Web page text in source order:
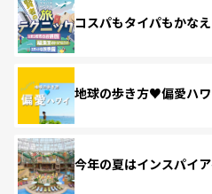
コスパもタイパもかな
地球の歩き方♥偏愛ハ
今年の夏はインスパイア